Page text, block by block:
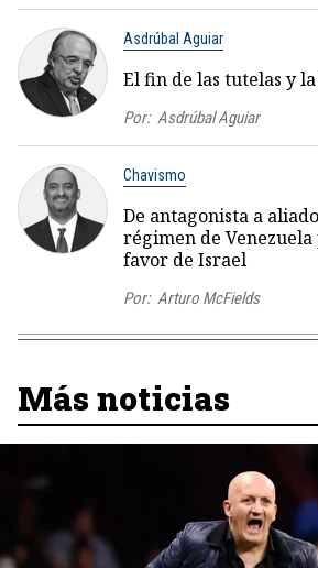
Asdrúbal Aguiar
El fin de las tutelas y
Por: Asdrúbal Aguiar
Chavismo
De antagonista a
régimen de
favor de Israel
Por: Arturo McFields
Más noticias